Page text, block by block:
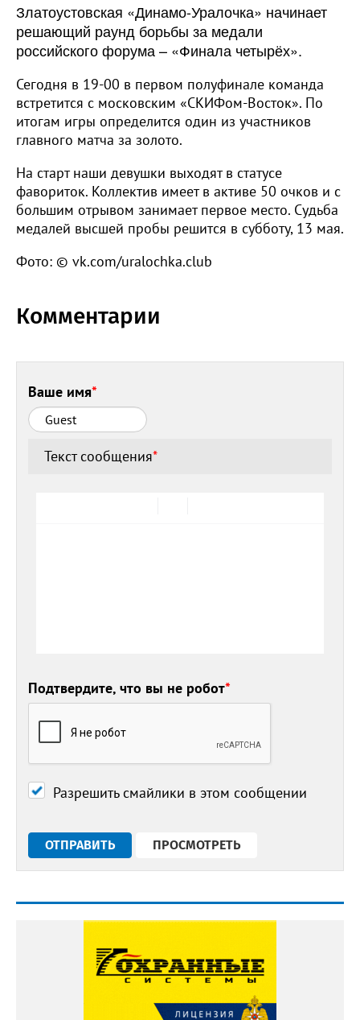
Златоустовская «Динамо-Уралочка» начинает
решающий раунд борьбы за медали
российского форума – «Финала четырёх».
Сегодня в 19-00 в первом полуфинале команда
встретится с московским «СКИФом-Восток». По
итогам игры определится один из участников
главного матча за золото.
На старт наши девушки выходят в статусе
фавориток. Коллектив имеет в активе 50 очков и с
большим отрывом занимает первое место. Судьба
медалей высшей пробы решится в субботу, 13 мая.
Фото: © vk.com/uralochka.club
Комментарии
Ваше имя*
Текст сообщения*
Подтвердите, что вы не робот*
Разрешить смайлики в этом сообщении